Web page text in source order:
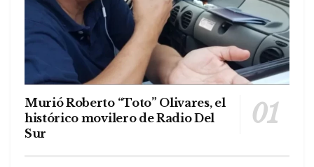
Murió Roberto “Toto” Olivares, el
histórico movilero de Radio Del
Sur